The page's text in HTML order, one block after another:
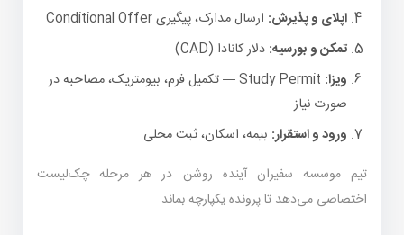
اپلای و پذیرش: ارسال مدارک، پیگیری Conditional Offer
تمکن و بورسیه: دلار کانادا (CAD)
ویزا:
Study Permit — تکمیل فرم، بیومتریک، مصاحبه در
صورت نیاز
ورود و استقرار: بیمه، اسکان، ثبت محلی
تیم موسسه سفیران آینده روشن در هر مرحله چک‌لیست
اختصاصی می‌دهد تا پرونده یکپارچه بماند.